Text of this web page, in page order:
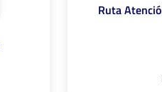
Ruta